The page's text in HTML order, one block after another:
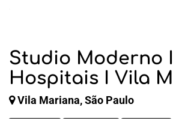
Studio Moderno
Hospitais I Vila
Vila Mariana, São Paulo